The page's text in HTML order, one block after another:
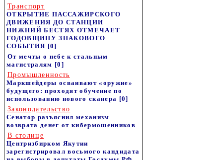
Транспорт
ОТКРЫТИЕ ПАССАЖИРСКОГО
ДВИЖЕНИЯ ДО СТАНЦИИ
НИЖНИЙ БЕСТЯХ ОТМЕЧАЕТ
ГОДОВЩИНУ ЗНАКОВОГО
СОБЫТИЯ [0]
От мечты о небе к стальным
магистралям [0]
Промышленность
Маркшейдеры осваивают «оружие»
будущего: проходят обучение по
использованию нового сканера [0]
Законодательство
Сенатор разъяснил механизм
возврата денег от кибермошенников
В столице
Центризбирком Якутии
зарегистрировал восьмого кандидата